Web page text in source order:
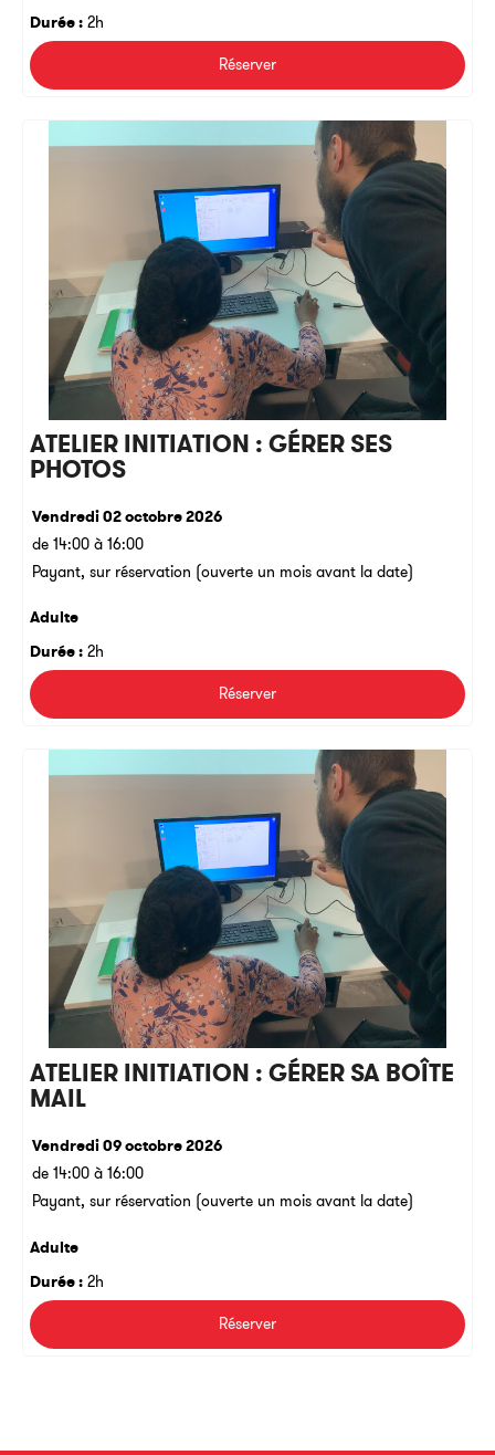
Durée : 2h
Réserver
ATELIER INITIATION : GÉRER SES
PHOTOS
Vendredi 02 octobre 2026
de 14:00 à 16:00
Payant, sur réservation (ouverte un mois avant la date)
Durée : 2h
Adulte
Réserver
ATELIER INITIATION : GÉRER SA BOÎTE
MAIL
Vendredi 09 octobre 2026
de 14:00 à 16:00
Payant, sur réservation (ouverte un mois avant la date)
Durée : 2h
Adulte
Réserver